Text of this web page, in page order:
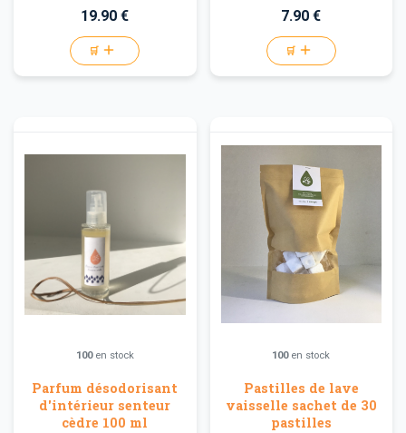
19.90 €
🛒
7.90 €
🛒
100en stock
Parfum désodorisant
d'intérieur senteur
cèdre 100 ml
100en stock
Pastilles de lave
vaisselle sachet de 30
pastilles